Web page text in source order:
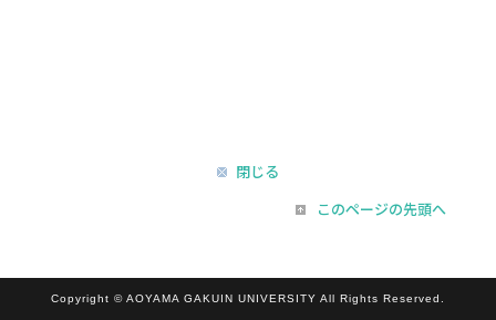
閉じる
このページの先頭へ
Copyright © AOYAMA GAKUIN UNIVERSITY All Rights Reserved.